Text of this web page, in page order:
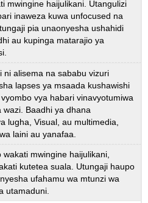
mwingine haijulikani. Utangulizi
inaweza kuwa unfocused na
pia unaonyesha ushahidi
au kupinga matarajio ya
ni alisema na sababu vizuri
lapses ya msaada kushawishi
vya habari vinavyotumiwa
Baadhi ya dhana
lugha, Visual, au multimedia,
laini au yanafaa.
mwingine haijulikani,
kutetea suala. Utungaji haupo
ufahamu wa mtunzi wa
utamaduni.